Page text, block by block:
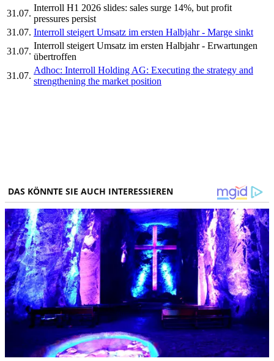
31.07.
Interroll H1 2026 slides: sales surge 14%, but profit
pressures persist
31.07. Interroll steigert Umsatz im ersten Halbjahr - Marge sinkt
31.07.
Interroll steigert Umsatz im ersten Halbjahr - Erwartungen
übertroffen
31.07.
Adhoc: Interroll Holding AG: Executing the strategy and
strengthening the market position